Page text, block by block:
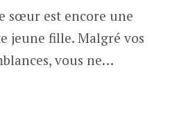
sœur est encore une
jeune fille. Malgré vos
vous ne…